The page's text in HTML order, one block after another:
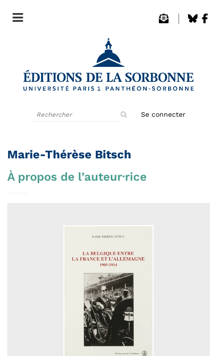
Se connecter
Marie-Thérèse Bitsch
À propos de l’auteur·rice